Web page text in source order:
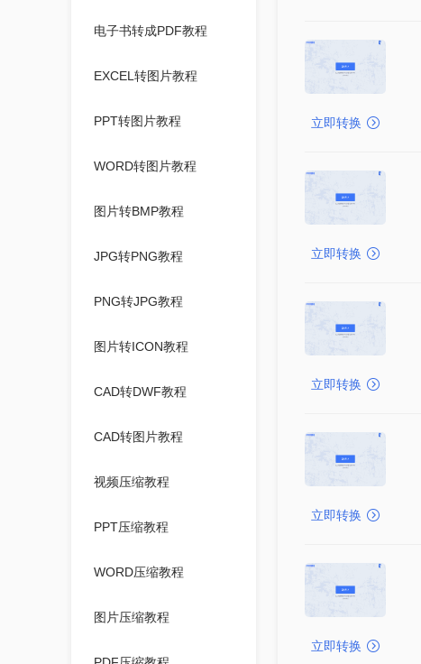
电子书转成PDF教程
EXCEL转图片教程
PPT转图片教程
WORD转图片教程
图片转BMP教程
JPG转PNG教程
PNG转JPG教程
图片转ICON教程
CAD转DWF教程
CAD转图片教程
视频压缩教程
PPT压缩教程
WORD压缩教程
图片压缩教程
立即转换
立即转换
立即转换
立即转换
立即转换